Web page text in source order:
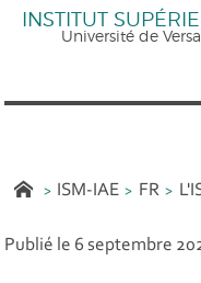
INSTITUT
Université de
ISM-IAE FR
Publié le 6 septembre